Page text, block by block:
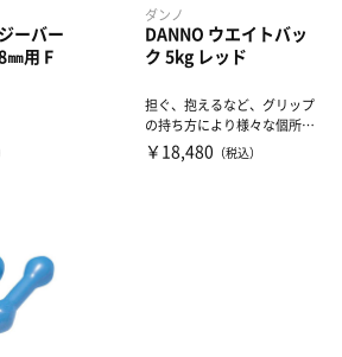
ーバー
㎜用 F
ダンノ
DANNO ウエイトバッ
ク 5kg レッド
担ぐ、抱えるなど、グリップ
の持ち方により様々な個所の
トレーニングが可能となり、
￥18,480 （税込）